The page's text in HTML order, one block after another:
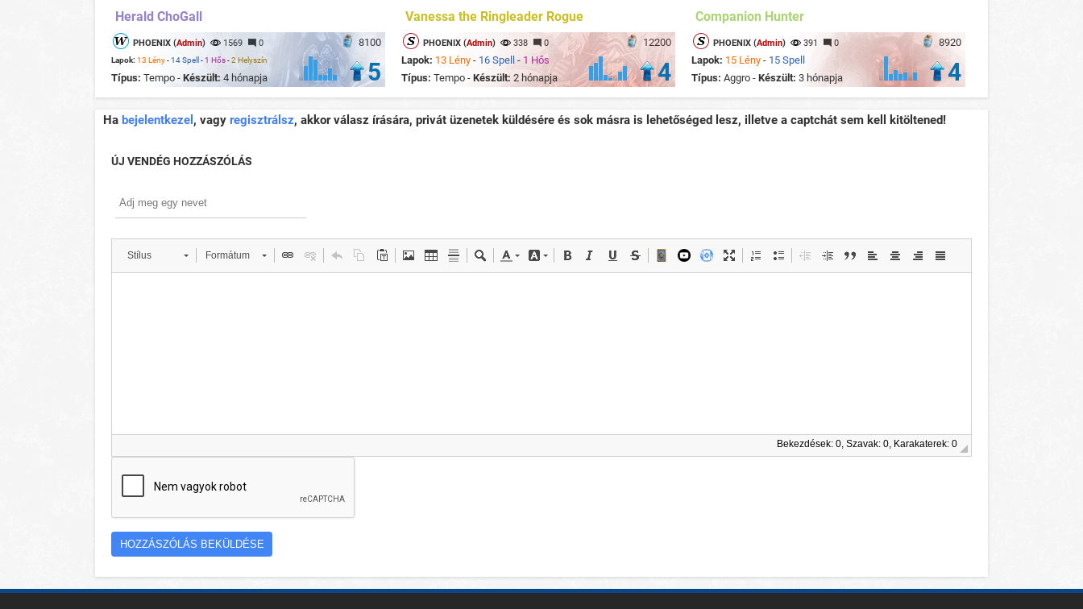
Herald ChoGall
8100
PHOENIX (Admin) 1569 0
Lapok: 13 Lény-14 Spell -1 Hős-2 Helyszín
Típus: Tempo - Készült: 4 hónapja 5
Vanessa the Ringleader Rogue
12200
PHOENIX (Admin) 338 0
Lapok: 13 Lény - 16 Spell - 1 Hős
Típus: Tempo - Készült: 2 hónapja 4
Companion Hunter
8920
PHOENIX (Admin) 391 0
Lapok: 15 Lény - 15 Spell
Típus: Aggro - Készült: 3 hónapja 4
Ha bejelentkezel , vagy regisztrálsz, akkor válasz írására, privát üzenetek küldésére és sok másra is lehetőséged lesz, illetve a captchát sem kell kitöltened!
ÚJ VENDÉG HOZZÁSZÓLÁS
Stílus Formátum
Bekezdések: 0, Szavak: 0, Karakaterek: 0